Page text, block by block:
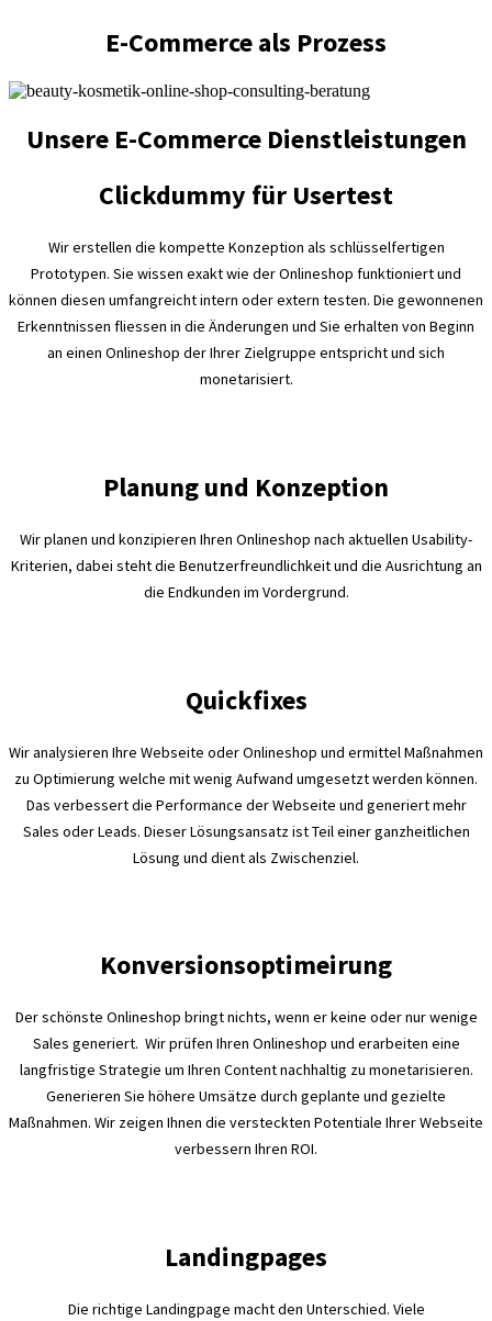
E-Commerce als Prozess
Unsere E-Commerce Dienstleistungen
Clickdummy für Usertest
Wir erstellen die kompette Konzeption als schlüsselfertigen
Prototypen. Sie wissen exakt wie der Onlineshop funktioniert und
können diesen umfangreicht intern oder extern testen. Die gewonnenen
Erkenntnissen fliessen in die Änderungen und Sie erhalten von Beginn
an einen Onlineshop der Ihrer Zielgruppe entspricht und sich
monetarisiert.
Planung und Konzeption
Wir planen und konzipieren Ihren Onlineshop nach aktuellen Usability-
Kriterien, dabei steht die Benutzerfreundlichkeit und die Ausrichtung an
die Endkunden im Vordergrund.
Quickfixes
Wir analysieren Ihre Webseite oder Onlineshop und ermittel Maßnahmen
zu Optimierung welche mit wenig Aufwand umgesetzt werden können.
Das verbessert die Performance der Webseite und generiert mehr
Sales oder Leads. Dieser Lösungsansatz ist Teil einer ganzheitlichen
Lösung und dient als Zwischenziel.
Konversionsoptimeirung
Der schönste Onlineshop bringt nichts, wenn er keine oder nur wenige
Sales generiert. Wir prüfen Ihren Onlineshop und erarbeiten eine
langfristige Strategie um Ihren Content nachhaltig zu monetarisieren.
Generieren Sie höhere Umsätze durch geplante und gezielte
Maßnahmen. Wir zeigen Ihnen die versteckten Potentiale Ihrer Webseite
verbessern Ihren ROI.
Landingpages
Die richtige Landingpage macht den Unterschied. Viele